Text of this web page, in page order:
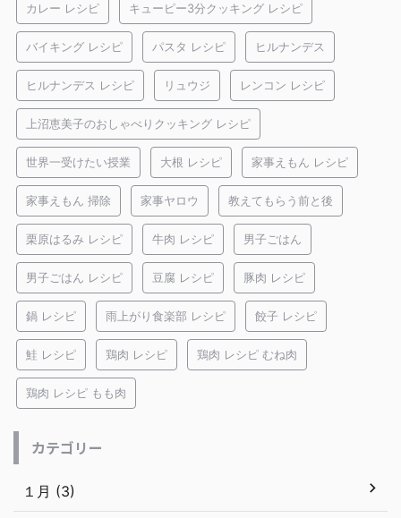
カレー レシピ キューピー3分クッキング レシピ
バイキング レシピ パスタ レシピ ヒルナンデス
ヒルナンデス レシピ リュウジ レンコン レシピ
上沼恵美子のおしゃべりクッキング レシピ
世界一受けたい授業 大根 レシピ 家事えもん レシピ
家事えもん 掃除 家事ヤロウ 教えてもらう前と後
栗原はるみ レシピ 牛肉 レシピ 男子ごはん
男子ごはん レシピ 豆腐 レシピ 豚肉 レシピ
鍋 レシピ 雨上がり食楽部 レシピ 餃子 レシピ
鮭 レシピ 鶏肉 レシピ 鶏肉 レシピ むね肉
鶏肉 レシピ もも肉
カテゴリー
１月 (3)